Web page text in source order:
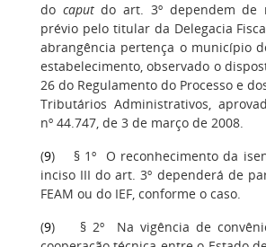
do caputdo art. 3º dependem de
prévio pelo titular da Delegacia
abrangência pertença o município
estabelecimento, observado o
26 do Regulamento do Processo e
Tributários Administrativos,
nº 44.747, de 3 de março de 2008.
(9) § 1º O reconhecimento da
inciso III do art. 3º dependerá de
FEAM ou do IEF, conforme o caso.
(9) § 2º Na vigência de